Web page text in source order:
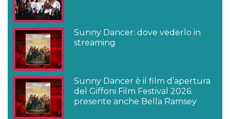
Sunny Dancer: dove vederlo in
streaming
Sunny Dancer è il film d’apertura
del Giffoni Film Festival 2026:
presente anche Bella Ramsey